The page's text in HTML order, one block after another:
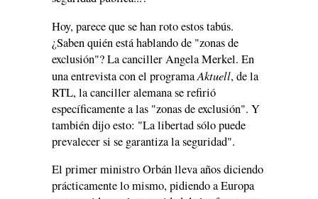
Hoy, parece que se han roto estos tabús.
¿Saben quién está hablando de "zonas de
exclusión"? La canciller Angela Merkel. En
una entrevista con el programaAktuell, de la
RTL, la canciller alemana se refirió
específicamente a las "zonas de exclusión". Y
también dijo esto: "La libertad sólo puede
prevalecer si se garantiza la seguridad".
El primer ministro Orbán lleva años diciendo
prácticamente lo mismo, pidiendo a Europa